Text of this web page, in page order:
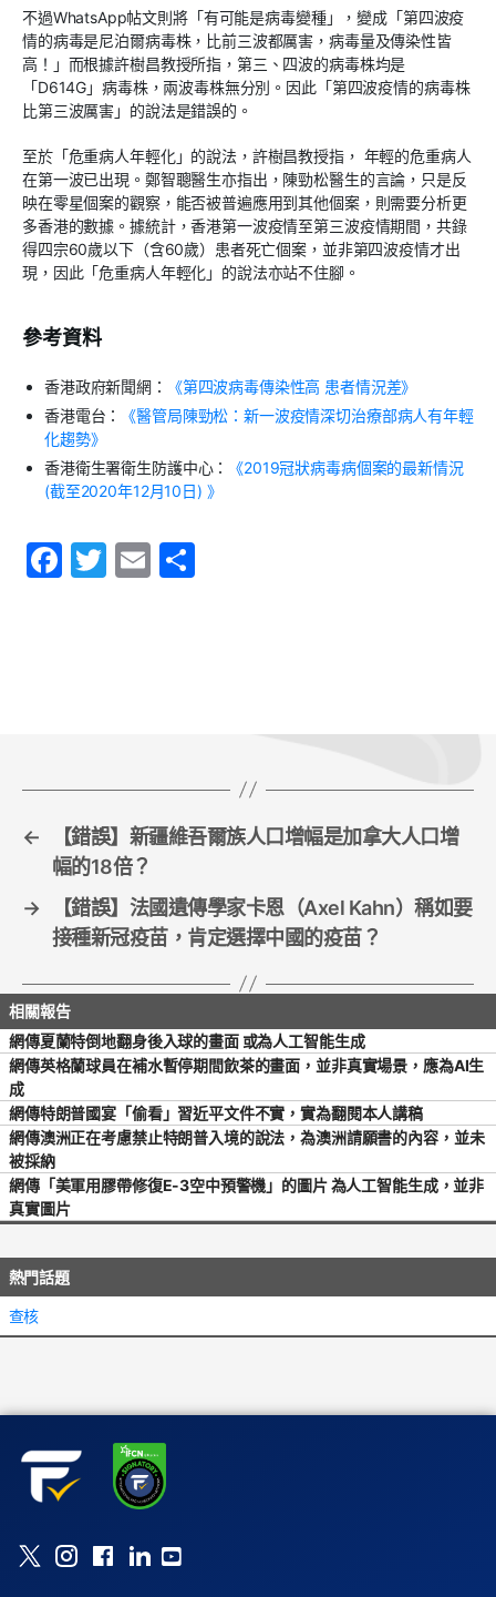
不過WhatsApp帖文則將「有可能是病毒變種」，變成「第四波疫
情的病毒是尼泊爾病毒株，比前三波都厲害，病毒量及傳染性皆
高！」而根據許樹昌教授所指，第三、四波的病毒株均是
「D614G」病毒株，兩波毒株無分別。因此「第四波疫情的病毒株
比第三波厲害」的說法是錯誤的。
至於「危重病人年輕化」的說法，許樹昌教授指， 年輕的危重病人
在第一波已出現。鄭智聰醫生亦指出，陳勁松醫生的言論，只是反
映在零星個案的觀察，能否被普遍應用到其他個案，則需要分析更
多香港的數據。據統計，香港第一波疫情至第三波疫情期間，共錄
得四宗60歲以下（含60歲）患者死亡個案，並非第四波疫情才出
現，因此「危重病人年輕化」的說法亦站不住腳。
參考資料
香港政府新聞網：
《第四波病毒傳染性高 患者情況差》
香港電台：
《醫管局陳勁松：新一波疫情深切治療部病人有年輕
化趨勢》
香港衛生署衛生防護中心：
《2019冠狀病毒病個案的最新情況
(截至2020年12月10日) 》
F
T
E
←
【錯誤】新疆維吾爾族人口增幅是加拿大人口增
幅的18倍？
→
【錯誤】法國遺傳學家卡恩（Axel Kahn）稱如要
接種新冠疫苗，肯定選擇中國的疫苗？
網傳夏蘭特倒地翻身後入球的畫面 或為人工智能生成
網傳英格蘭球員在補水暫停期間飲茶的畫面，並非真實場景，應為AI生
成
網傳特朗普國宴「偷看」習近平文件不實，實為翻閱本人講稿
網傳澳洲正在考慮禁止特朗普入境的說法，為澳洲請願書的內容，並未
被採納
網傳「美軍用膠帶修復E-3空中預警機」的圖片 為人工智能生成，並非
真實圖片
熱門話題
查核